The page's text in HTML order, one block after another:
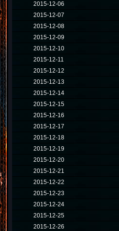
2015-12-06
2015-12-07
2015-12-08
2015-12-09
2015-12-10
2015-12-11
2015-12-12
2015-12-13
2015-12-14
2015-12-15
2015-12-16
2015-12-17
2015-12-18
2015-12-19
2015-12-20
2015-12-21
2015-12-22
2015-12-23
2015-12-24
2015-12-25
2015-12-26